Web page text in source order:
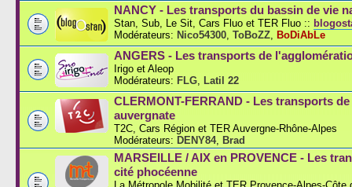
NANCY - Les transports du bassin de vie
Stan, Sub, Le Sit, Cars Fluo et TER Fluo ::
Modérateurs: Nico54300 ToBoZZ BoDiAbLe
ANGERS - Les transports de
Irigo et Aleop
Modérateurs: FLG Latil 22
CLERMONT-FERRAND - Les transports
auvergnate
T2C, Cars Région et TER Auvergne-Rhône-Alpes
Modérateurs: DENY84, Brad
MARSEILLE / AIX en PROVENCE - Les
cité phocéenne
La Métropole Mobilité et TER Provence-Alpes-Côte